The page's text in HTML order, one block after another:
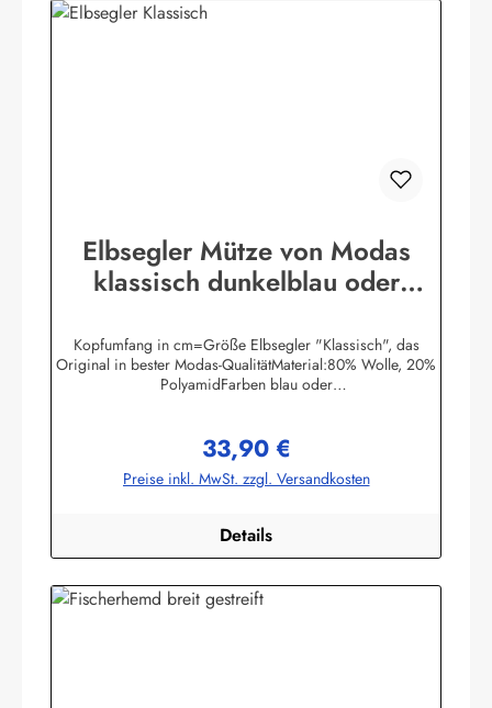
Elbsegler Mütze von Modas
klassisch dunkelblau oder
Kopfumfang in cm=Größe Elbsegler "Klassisch", das
Original in bester Modas-QualitätMaterial:80% Wolle, 20%
PolyamidFarben blau oder
bekleidung.de
Regulärer Preis:
33,90 €
Preise inkl. MwSt. zzgl. Versandkosten
Details